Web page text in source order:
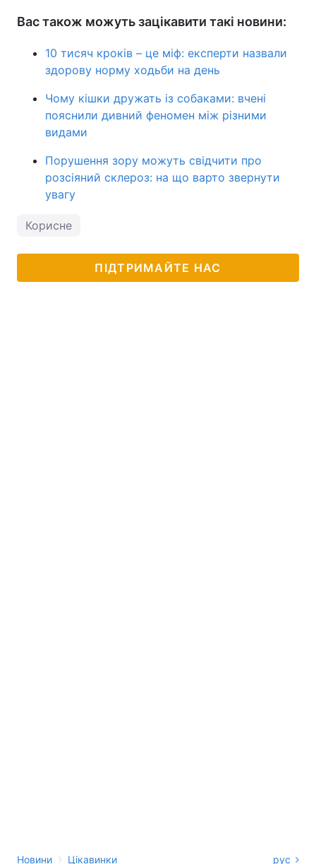
Вас також можуть зацікавити такі новини:
10 тисяч кроків – це міф: експерти назвали
здорову норму ходьби на день
Чому кішки дружать із собаками: вчені
пояснили дивний феномен між різними
видами
Порушення зору можуть свідчити про
розсіяний склероз: на що варто звернути
увагу
Корисне
ПІДТРИМАЙТЕ НАС
Новини › Цікавинки рус